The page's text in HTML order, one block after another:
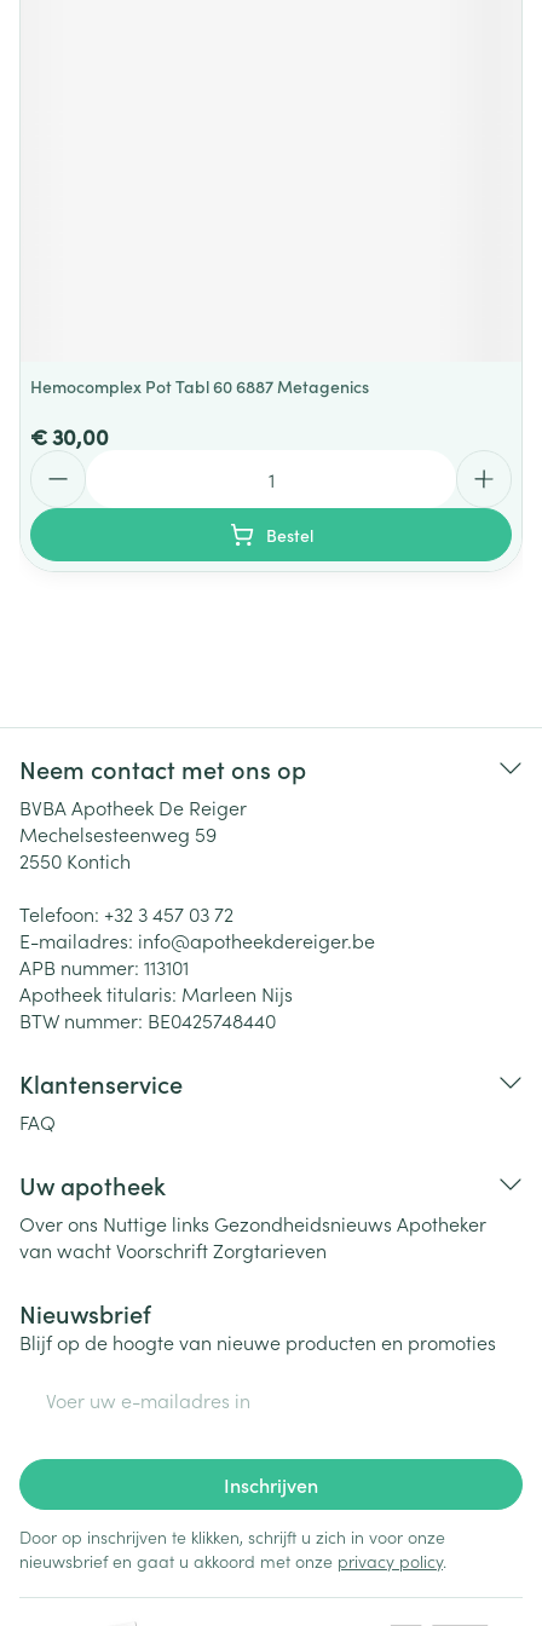
Hemocomplex Pot Tabl 60 6887 Metagenics
€ 30,00
Bestel
Neem contact met ons op
BVBA Apotheek De Reiger
Mechelsesteenweg 59
2550 Kontich
Telefoon: +32 3 457 03 72
E-mailadres: info@apotheekdereiger.be
APB nummer: 113101
Apotheek titularis: Marleen Nijs
BTW nummer: BE0425748440
Klantenservice
FAQ
Uw apotheek
Over ons Nuttige links Gezondheidsnieuws Apotheker
van wachtVoorschriftZorgtarieven
Nieuwsbrief
Blijf op de hoogte van nieuwe producten en promoties
Inschrijven
Door op inschrijven te klikken, schrijft u zich in voor onze
nieuwsbrief en gaat u akkoord met onze privacy policy.